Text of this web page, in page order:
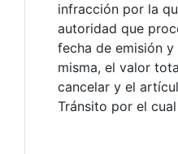
infracción por la
autoridad que
fecha de emisión
misma, el valor
cancelar y el
Tránsito por el